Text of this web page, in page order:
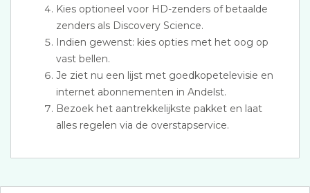
Kies optioneel voor HD-zenders of betaalde
zenders als Discovery Science.
Indien gewenst: kies opties met het oog op
vast bellen.
Je ziet nu een lijst met goedkopetelevisie en
internet abonnementen in Andelst.
Bezoek het aantrekkelijkste pakket en laat
alles regelen via de overstapservice.